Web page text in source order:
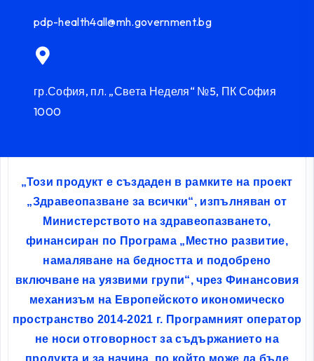
pdp-health4all@mh.government.bg
гр.София, пл. „Света Неделя“ №5, ПК София
1000
„Този продукт е създаден в рамките на проект
„Здравеопазване за всички“, изпълняван от
Министерството на здравеопазването,
финансиран по Програма „Местно развитие,
намаляване на бедността и подобрено
включване на уязвими групи“, чрез Финансовия
механизъм на Европейското икономическо
пространство 2014-2021 г. Програмният оператор
не носи отговорност за съдържанието на
продукта и за начина, по който може да бъде